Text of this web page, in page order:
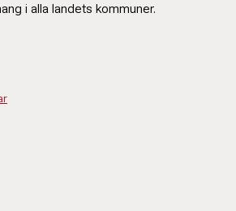
i alla landets kommuner.